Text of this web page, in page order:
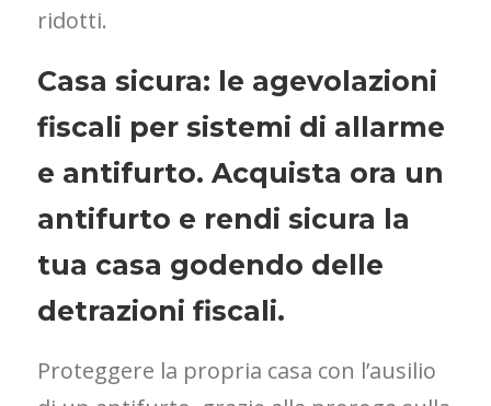
ridotti.
Casa sicura: le agevolazioni
fiscali per sistemi di allarme
e antifurto. Acquista ora un
antifurto e rendi sicura la
tua casa godendo delle
detrazioni fiscali.
Proteggere la propria casa con l’ausilio